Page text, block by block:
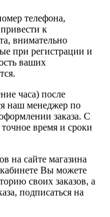
телефона,
к
внимательно
при регистрации и
ваших
часа) после
наш менеджер по
заказа. С
время и сроки
на сайте магазина
Вы можете
своих заказов, а
подписаться на